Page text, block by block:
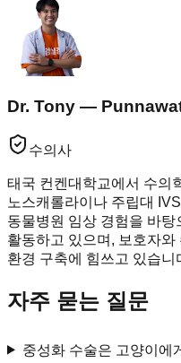
Dr. Tony —
수의사
태국 컨켄대학교에서 수의
노스캐롤라이나 주립대
동물병원 임상 경험을 바
활동하고 있으며, 보호자
환경 구축에 힘쓰고 있습니
자주 묻는 질문
중성화 수술은 고양이에